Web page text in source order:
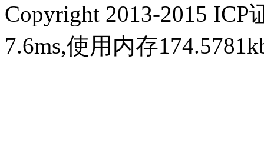
Copyright 2013-2015 ICP
7.6ms,使用内存